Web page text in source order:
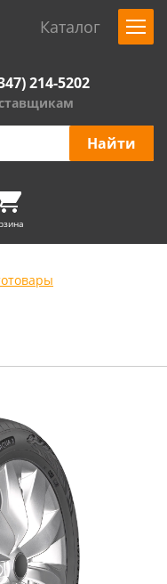
Каталог
214-5202